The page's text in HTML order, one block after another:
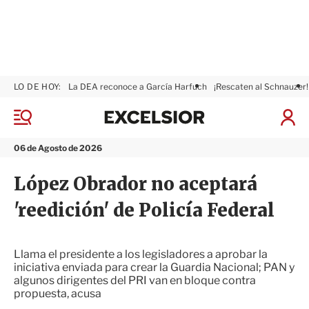
M
n
06 de Agosto de 2026
LO DE HOY: La DEA reconoce a García Harfuch ¡Rescaten al Schnauzer!
I
ó
x
i
o
r
López Obrador no aceptará
'reedición' de Policía Federal
Llama el presidente a los legisladores a aprobar la
iniciativa enviada para crear la Guardia Nacional; PAN y
algunos dirigentes del PRI van en bloque contra
propuesta, acusa